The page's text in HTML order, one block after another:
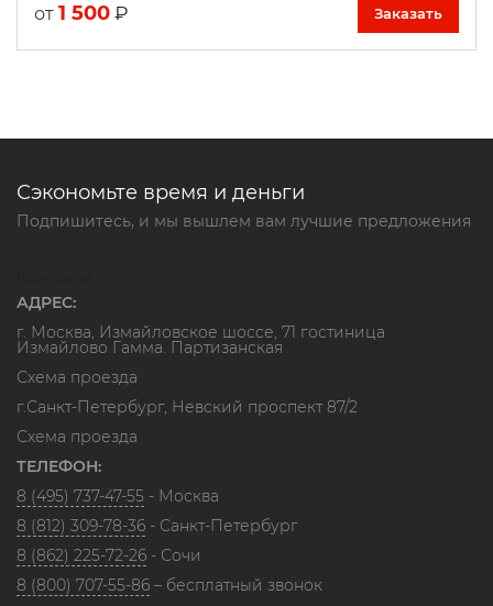
от 1 500 ₽ Заказать
Сэкономьте время и деньги
Подпишитесь, и мы вышлем вам лучшие предложения
АДРЕС:
г. Москва, Измайловское шоссе, 71 гостиница
Измайлово Гамма. Партизанская
Схема проезда
г.Санкт-Петербург, Невский проспект 87/2
Схема проезда
ТЕЛЕФОН:
8 (495) 737-47-55 - Москва
8 (812) 309-78-36 - Санкт-Петербург
8 (862) 225-72-26 - Сочи
8 (800) 707-55-86 – бесплатный звонок